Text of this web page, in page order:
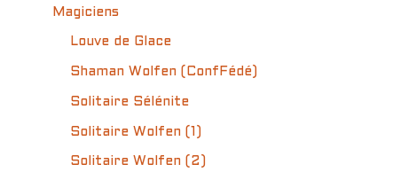
Magiciens
Louve de Glace
Shaman Wolfen (ConfFédé)
Solitaire Sélénite
Solitaire Wolfen (1)
Solitaire Wolfen (2)